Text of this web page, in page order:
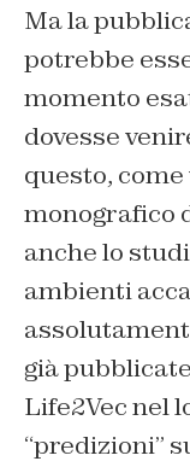
Ma la
potrebbe
momento
dovesse
questo,
monografico
anche lo
ambienti
già
Life2Vec nel
“predizioni”